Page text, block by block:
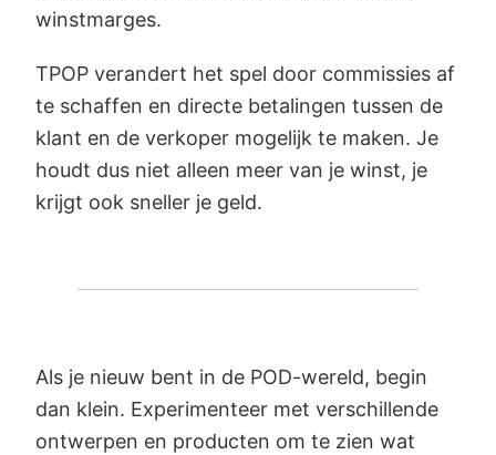
winstmarges.
TPOP verandert het spel door commissies af
te schaffen en directe betalingen tussen de
klant en de verkoper mogelijk te maken. Je
houdt dus niet alleen meer van je winst, je
krijgt ook sneller je geld.
Als je nieuw bent in de POD-wereld, begin
dan klein. Experimenteer met verschillende
ontwerpen en producten om te zien wat